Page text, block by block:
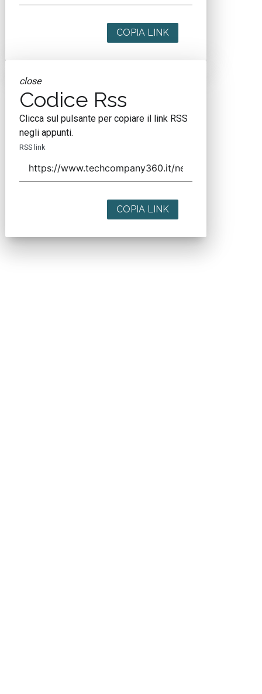
COPIA LINK
close
Codice Rss
Clicca sul pulsante per copiare il link RSS
negli appunti.
RSS link
COPIA LINK